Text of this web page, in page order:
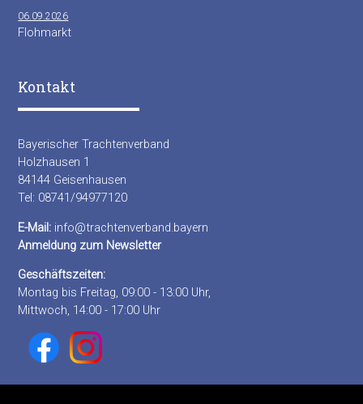
06.09.2026
Flohmarkt
Kontakt
Bayerischer Trachtenverband
Holzhausen 1
84144 Geisenhausen
Tel: 08741/94977120
E-Mail: info@trachtenverband.bayern
Anmeldung zum Newsletter
Geschäftszeiten:
Montag bis Freitag, 09:00 - 13:00 Uhr,
Mittwoch, 14:00 - 17:00 Uhr